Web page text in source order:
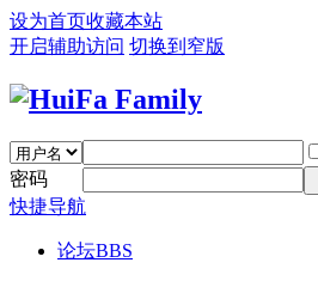
设为首页收藏本站
开启辅助访问 切换到窄版
密码
快捷导航
论坛BBS